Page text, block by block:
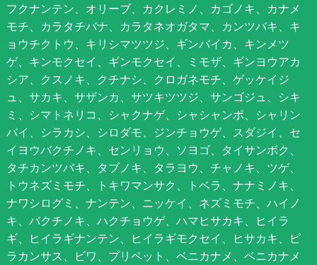
フクナンテン、オリーブ、カクレミノ、カゴノキ、カナメ
モチ、カラタチバナ、カラタネオガタマ、カンツバキ、キ
ョウチクトウ、キリシマツツジ、ギンバイカ、キンメツ
ゲ、キンモクセイ、ギンモクセイ、ミモザ、ギンヨウアカ
シア、クスノキ、クチナシ、クロガネモチ、ゲッケイジ
ュ、サカキ、サザンカ、サツキツツジ、サンゴジュ、シキ
ミ、シマトネリコ、シャクナゲ、シャシャンポ、シャリン
バイ、シラカシ、シロダモ、ジンチョウゲ、スダジイ、セ
イヨウバクチノキ、センリョウ、ソヨゴ、タイサンボク、
タチカンツバキ、タブノキ、タラヨウ、チャノキ、ツゲ、
トウネズミモチ、トキワマンサク、トベラ、ナナミノキ、
ナワシログミ、ナンテン、ニッケイ、ネズミモチ、ハイノ
キ、バクチノキ、ハクチョウゲ、ハマヒサカキ、ヒイラ
ギ、ヒイラギナンテン、ヒイラギモクセイ、ヒサカキ、ピ
ラカンサス、ビワ、プリペット、ベニカナメ、ベニカナメ